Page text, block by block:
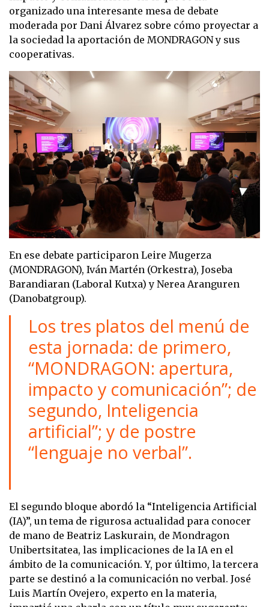
organizado una interesante mesa de debate
moderada por Dani Álvarez sobre cómo proyectar a
la sociedad la aportación de MONDRAGON y sus
cooperativas.
En ese debate participaron Leire Mugerza
(MONDRAGON), Iván Martén (Orkestra), Joseba
Barandiaran (Laboral Kutxa) y Nerea Aranguren
(Danobatgroup).
Los tres platos del menú de
esta jornada: de primero,
“MONDRAGON: apertura,
impacto y comunicación”; de
segundo, Inteligencia
artificial”; y de postre
“lenguaje no verbal”.
El segundo bloque abordó la “Inteligencia Artificial
(IA)”, un tema de rigurosa actualidad para conocer
de mano de Beatriz Laskurain, de Mondragon
Unibertsitatea, las implicaciones de la IA en el
ámbito de la comunicación. Y, por último, la tercera
parte se destinó a la comunicación no verbal. José
Luis Martín Ovejero, experto en la materia,